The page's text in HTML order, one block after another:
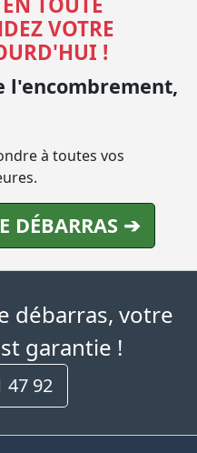
VOTRE
!
l'encombrement,
à toutes vos
DÉBARRAS ➔
débarras, votre
garantie !
47 92